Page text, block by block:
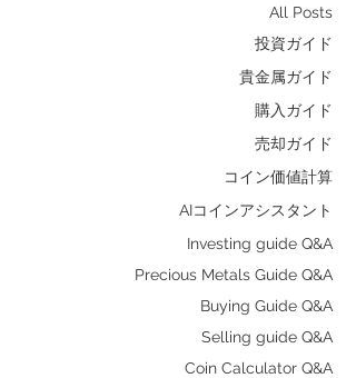
All Posts
投資ガイド
貴金属ガイド
購入ガイド
売却ガイド
​コイン価値計算
AIコインアシスタント
Investing guide Q&A
Precious Metals Guide Q&A
Buying Guide Q&A
Selling guide Q&A
Coin Calculator Q&A